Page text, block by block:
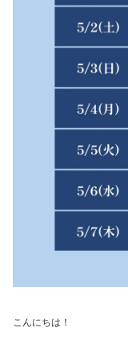
こんにちは！